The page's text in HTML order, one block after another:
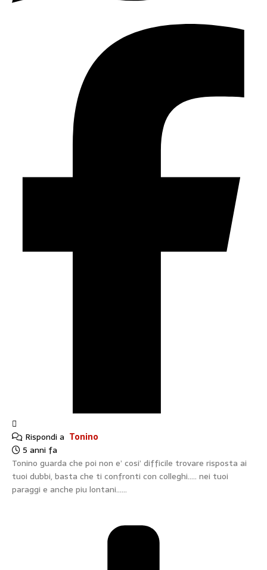
Rispondi a Tonino
5 anni fa
Tonino guarda che poi non e’ cosi’ difficile trovare risposta ai
tuoi dubbi, basta che ti confronti con colleghi….. nei tuoi
paraggi e anche piu lontani……